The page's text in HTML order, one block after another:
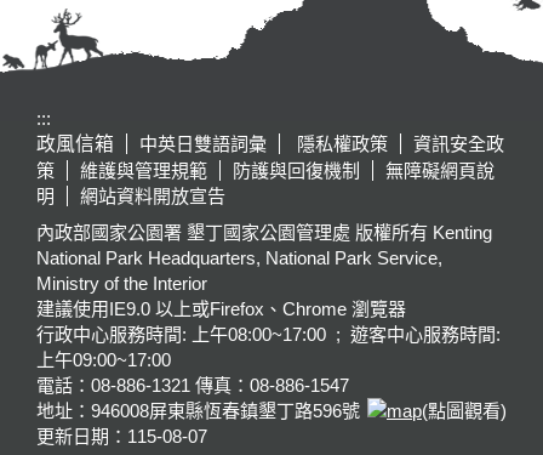
:::
政風信箱
中英日雙語詞彙 隱私權政策
資訊安全政
策
維護與管理規範 防護與回復機制
無障礙網頁說
明
網站資料開放宣告
內政部國家公園署 墾丁國家公園管理處 版權所有 Kenting
National Park Headquarters, National Park Service,
Ministry of the Interior
建議使用IE9.0 以上或Firefox、Chrome 瀏覽器
行政中心服務時間: 上午08:00~17:00 ; 遊客中心服務時間:
上午09:00~17:00
電話：08-886-1321 傳真：08-886-1547
地址：946008屏東縣恆春鎮墾丁路596號
(點圖觀看)
更新日期： 115-08-07